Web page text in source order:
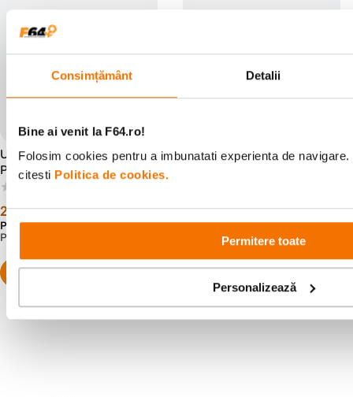
Consimțământ Detalii
Bine ai venit la F64.ro!
Folosim cookies pentru a imbunatati experienta de
citesti Politica de cookies.
Permitere toate
Personalizează
Urth Filtru Magnetic UV
Plus+ 67mm
20999 lei
Preț anterior:21999 lei
PRP:
Urth Filtru Polarizare
23999 lei
Preț anterior:24999 lei
346 lei